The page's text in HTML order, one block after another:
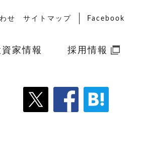
せ サイトマップ Facebook
家情報 採用情報